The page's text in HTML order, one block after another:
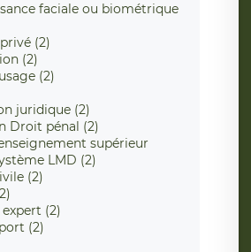
faciale ou biométrique
(2)
(2)
(2)
juridique (2)
Droit pénal (2)
supérieur
LMD (2)
(2)
(2)
(2)